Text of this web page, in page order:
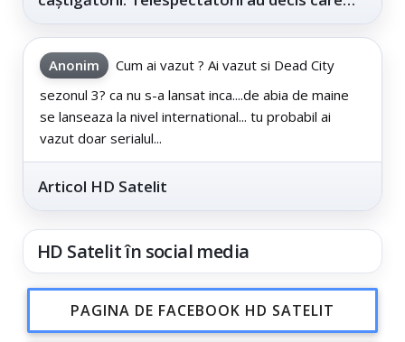
Anonim
Cum ai vazut ? Ai vazut si Dead City
sezonul 3? ca nu s-a lansat inca....de abia de maine
se lanseaza la nivel international... tu probabil ai
vazut doar serialul...
Articol HD Satelit
HD Satelit în social media
PAGINA DE FACEBOOK HD SATELIT